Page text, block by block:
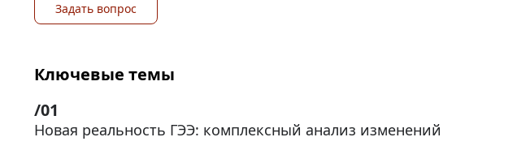
Задать вопрос
Ключевые темы
Новая реальность ГЭЭ: комплексный анализ изменений